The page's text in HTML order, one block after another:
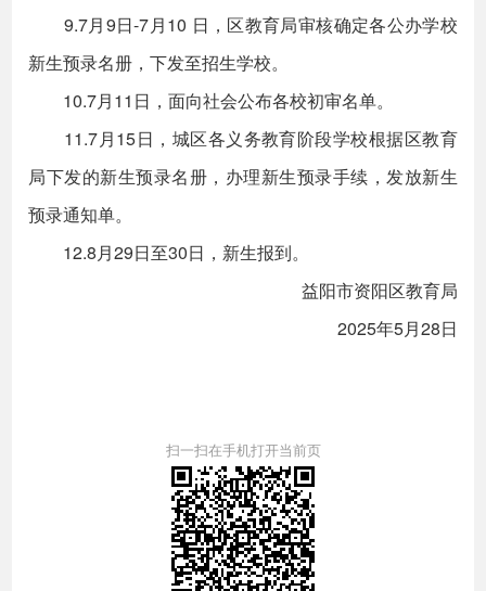
9.7月9日-7月10 日，区教育局审核确定各公办学校
新生预录名册，下发至招生学校。
10.7月11日，面向社会公布各校初审名单。
11.7月15日，城区各义务教育阶段学校根据区教育
局下发的新生预录名册，办理新生预录手续，发放新生
预录通知单。
12.8月29日至30日，新生报到。
益阳市资阳区教育局
2025年5月28日
扫一扫在手机打开当前页